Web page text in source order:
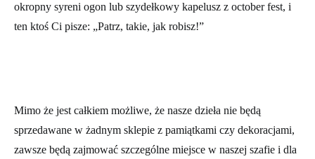
okropny syreni ogon lub szydełkowy kapelusz z october fest, i
ten ktoś Ci pisze: „Patrz, takie, jak robisz!”
Mimo że jest całkiem możliwe, że nasze dzieła nie będą
sprzedawane w żadnym sklepie z pamiątkami czy dekoracjami,
zawsze będą zajmować szczególne miejsce w naszej szafie i dla